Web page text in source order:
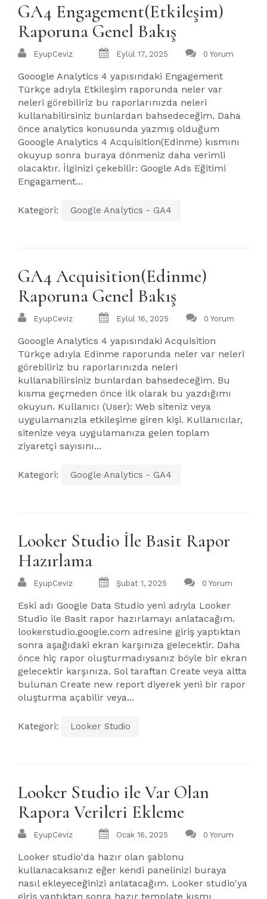
GA4 Engagement(Etkileşim)
Raporuna Genel Bakış
EyupCeviz Eylül 17, 2025 0 Yorum
Gooogle Analytics 4 yapısındaki Engagement
Türkçe adıyla Etkileşim raporunda neler var
neleri görebiliriz bu raporlarınızda neleri
kullanabilirsiniz bunlardan bahsedeceğim. Daha
önce analytics konusunda yazmış olduğum
Gooogle Analytics 4 Acquisition(Edinme) kısmını
okuyup sonra buraya dönmeniz daha verimli
olacaktır. İlginizi çekebilir: Google Ads Eğitimi
Engagament...
Kategori: Google Analytics - GA4
GA4 Acquisition(Edinme)
Raporuna Genel Bakış
EyupCeviz Eylül 16, 2025 0 Yorum
Gooogle Analytics 4 yapısındaki Acquisition
Türkçe adıyla Edinme raporunda neler var neleri
görebiliriz bu raporlarınızda neleri
kullanabilirsiniz bunlardan bahsedeceğim. Bu
kısma geçmeden önce ilk olarak bu yazdığımı
okuyun. Kullanıcı (User): Web siteniz veya
uygulamanızla etkileşime giren kişi. Kullanıcılar,
sitenize veya uygulamanıza gelen toplam
ziyaretçi sayısını...
Kategori: Google Analytics - GA4
Looker Studio İle Basit Rapor
Hazırlama
EyupCeviz Şubat 1, 2025 0 Yorum
Eski adı Google Data Studio yeni adıyla Looker
Studio ile Basit rapor hazırlamayı anlatacağım.
lookerstudio.google.com adresine giriş yaptıktan
sonra aşağıdaki ekran karşınıza gelecektir. Daha
önce hiç rapor oluşturmadıysanız böyle bir ekran
gelecektir karşınıza. Sol taraftan Create veya altta
bulunan Create new report diyerek yeni bir rapor
oluşturma açabilir veya...
Kategori: Looker Studio
Looker Studio ile Var Olan
Rapora Verileri Ekleme
EyupCeviz Ocak 16, 2025 0 Yorum
Looker studio'da hazır olan şablonu
kullanacaksanız eğer kendi panelinizi buraya
nasıl ekleyeceğinizi anlatacağım. Looker studio'ya
giriş yaptıktan sonra hazır template kısmı